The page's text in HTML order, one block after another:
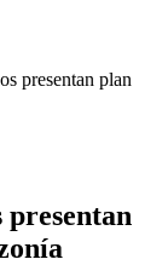
presentan plan
presentan